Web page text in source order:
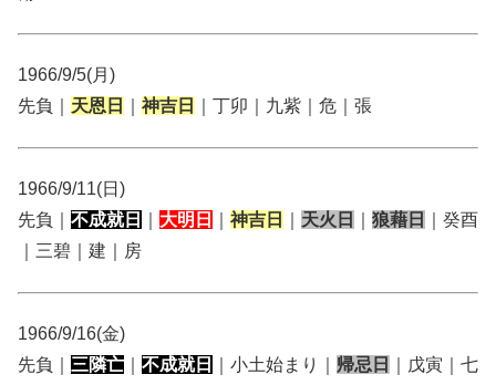
1966/9/5(月)
先負｜ 天恩日 神吉日 ｜丁卯｜九紫｜危｜張
1966/9/11(日)
先負｜ 不成就日 大明日 神吉日 天火日 狼藉日
｜癸酉
｜三碧｜建｜房
1966/9/16(金)
先負｜ 三隣亡 不成就日 ｜小土始まり｜ 帰忌日
｜戊寅｜七